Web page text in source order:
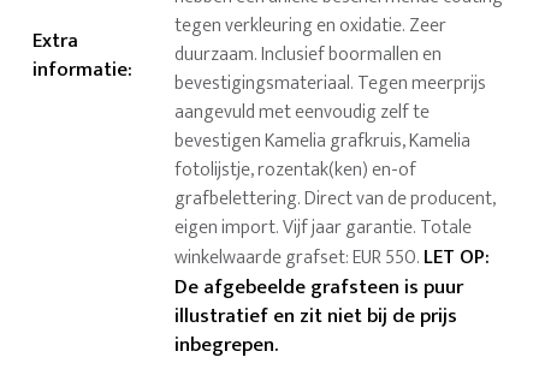
Extra
informatie:
tegen verkleuring en oxidatie. Zeer
duurzaam. Inclusief boormallen en
bevestigingsmateriaal. Tegen meerprijs
aangevuld met eenvoudig zelf te
bevestigen Kamelia grafkruis, Kamelia
fotolijstje, rozentak(ken) en-of
grafbelettering. Direct van de producent,
eigen import. Vijf jaar garantie. Totale
winkelwaarde grafset: EUR 550.LET OP:
De afgebeelde grafsteen is puur
illustratief en zit niet bij de prijs
inbegrepen.